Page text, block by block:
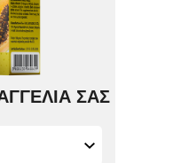
ΣΑΣ